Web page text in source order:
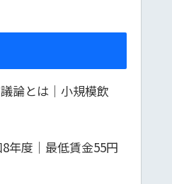
論とは｜小規模飲
年度｜最低賃金55円